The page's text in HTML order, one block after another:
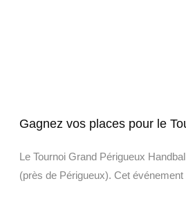
Gagnez vos places pour le
Le Tournoi Grand Périgueux
(près de Périgueux). Cet